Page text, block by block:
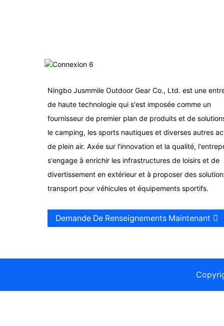
Ningbo Jusmmile Outdoor Gear Co., Ltd. est une
de haute technologie qui s'est imposée comme un
fournisseur de premier plan de produits et de
le camping, les sports nautiques et diverses autres
de plein air. Axée sur l'innovation et la qualité,
s'engage à enrichir les infrastructures de loisirs et de
divertissement en extérieur et à proposer des
transport pour véhicules et équipements sportifs.
Demande De Renseignements Maintenant